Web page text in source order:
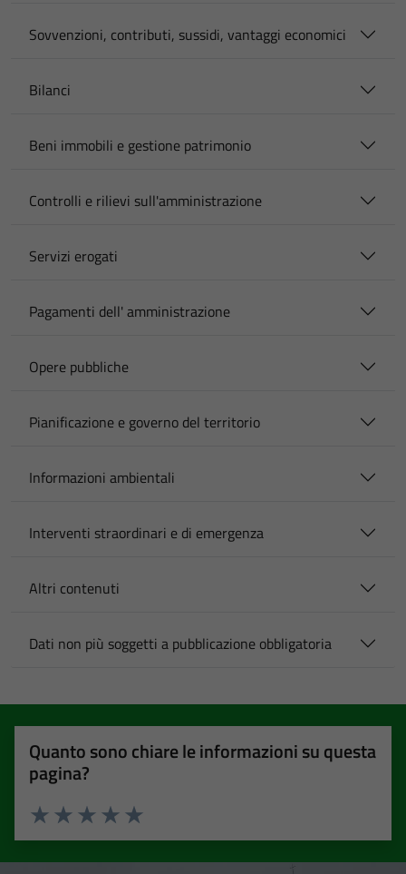
Sovvenzioni, contributi, sussidi, vantaggi economici
Bilanci
Beni immobili e gestione patrimonio
Controlli e rilievi sull'amministrazione
Servizi erogati
Pagamenti dell' amministrazione
Opere pubbliche
Pianificazione e governo del territorio
Informazioni ambientali
Interventi straordinari e di emergenza
Altri contenuti
Dati non più soggetti a pubblicazione obbligatoria
Quanto sono chiare le informazioni su questa
pagina?
Valuta 5 stelle su 5
Valuta 4 stelle su 5
Valuta 3 stelle su 5
Valuta 2 stelle su 5
Valuta 1 stelle su 5